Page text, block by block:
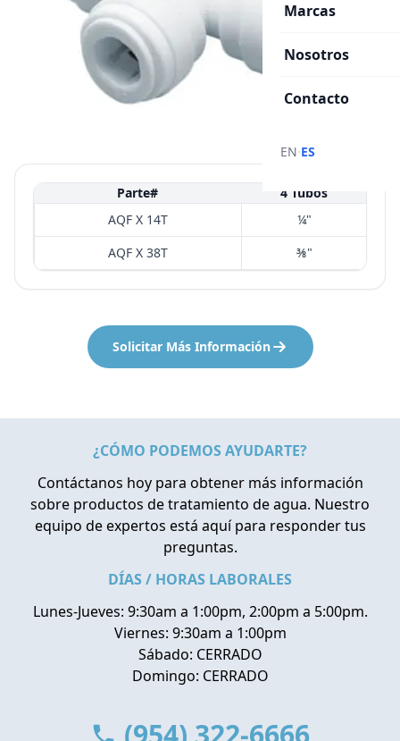
Marcas
Nosotros
Contacto
EN·ES
Parte#
4 Tubos
AQF X 14T
¼"
AQF X 38T
⅜"
Solicitar Más Información
¿CÓMO PODEMOS AYUDARTE?
Contáctanos hoy para obtener más información
sobre productos de tratamiento de agua. Nuestro
equipo de expertos está aquí para responder tus
preguntas.
DÍAS / HORAS LABORALES
Lunes-Jueves: 9:30am a 1:00pm, 2:00pm a 5:00pm.
Viernes: 9:30am a 1:00pm
Sábado: CERRADO
Domingo: CERRADO